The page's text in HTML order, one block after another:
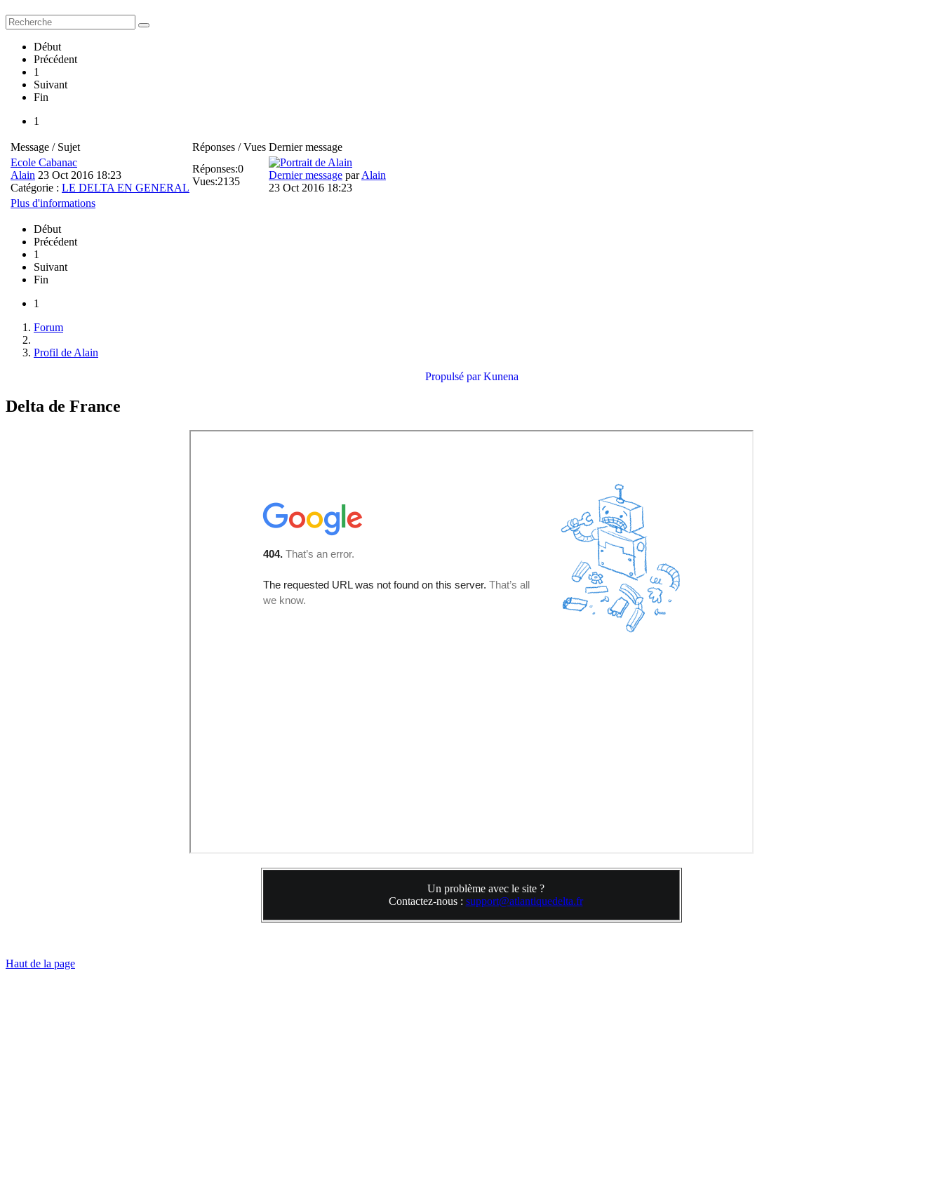
Début
Précédent
1
Suivant
Fin
1
Message / Sujet Réponses / Vues Dernier message
Plus d'informations
Ecole Cabanac
Alain 23 Oct 2016 18:23
Catégorie : LE DELTA EN GENERAL
Réponses:0
Vues:2135
Dernier message parAlain
23 Oct 2016 18:23
Début
Précédent
1
Suivant
Fin
1
Forum
Profil de Alain
Propulsé parKunena
Delta de France
Un problème avec le site ?
Contactez-nous : support@atlantiquedelta.fr
Haut de la page